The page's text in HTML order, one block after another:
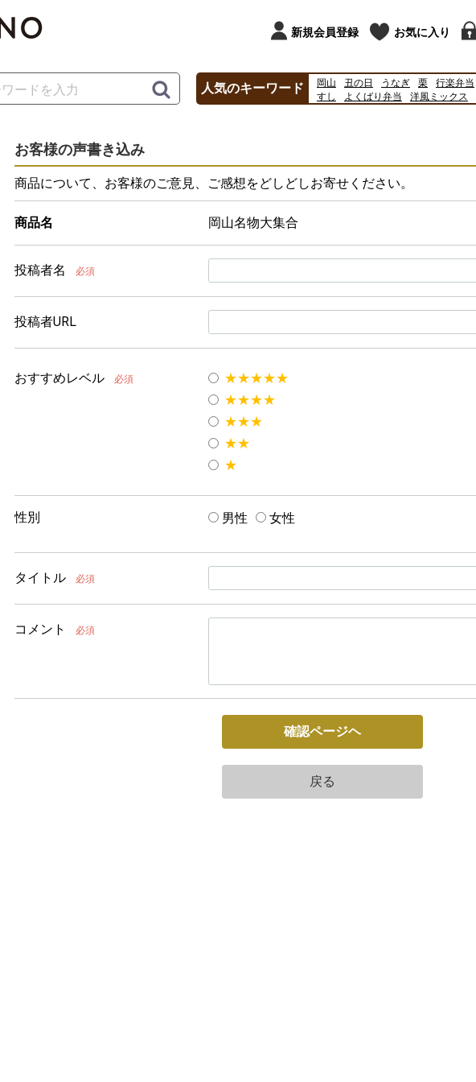
新規会員登録 お気に入り
人気のキーワード 岡山 丑の日 うなぎ 栗 行楽弁当
すし
よくばり弁当 洋風ミックス
お客様の声書き込み
商品について、お客様のご意見、ご感想をどしどしお寄せください。
商品名 岡山名物大集合
投稿者名 必須
投稿者URL
おすすめレベル 必須
★★★★★
★★★★
★★★
★★
★
性別 男性 女性
タイトル 必須
コメント 必須
確認ページヘ
戻る